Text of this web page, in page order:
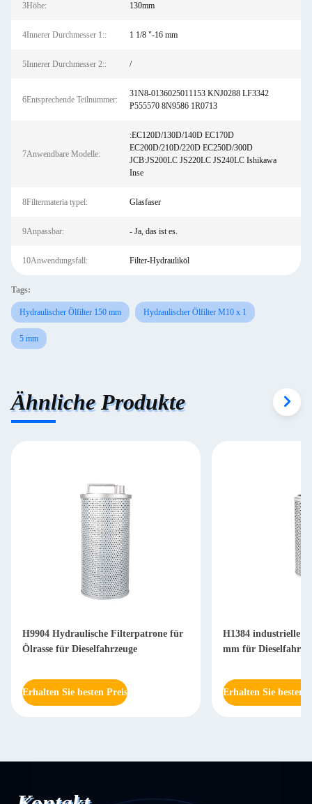
3Höhe: 130mm
4Innerer Durchmesser 1:: 1 1/8 "-16 mm
5Innerer Durchmesser 2:: /
6Entsprechende Teilnummer:
31N8-0136025011153 KNJ0288 LF3342
P555570 8N9586 1R0713
7Anwendbare Modelle:
:EC120D/130D/140D EC170D
EC200D/210D/220D EC250D/300D
JCB:JS200LC JS220LC JS240LC Ishikawa
Inse
8Filtermateria typel: Glasfaser
9Anpassbar: - Ja, das ist es.
10Anwendungsfall: Filter-Hydrauliköl
Tags:
Hydraulischer Ölfilter 150 mm Hydraulischer Ölfilter M10 x 1
5 mm
Ähnliche Produkte
H9904 Hydraulische Filterpatrone für
Ölrasse für Dieselfahrzeuge
Erhalten Sie besten Preis
H1384 industrielle
mm für
Erhalten Sie besten